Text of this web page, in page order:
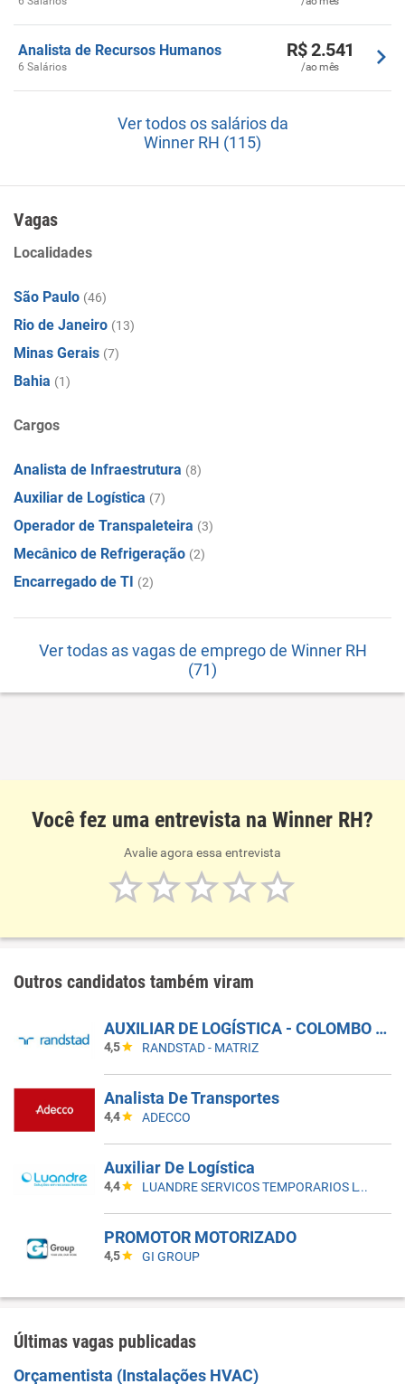
Analista de Recursos Humanos
6 Salários
R$ 2.541
/ao mês
Ver todos os salários da
Winner RH (115)
Vagas
Localidades
São Paulo (46)
Rio de Janeiro (13)
Minas Gerais (7)
Bahia (1)
Cargos
Analista de Infraestrutura (8)
Auxiliar de Logística (7)
Operador de Transpaleteira (3)
Mecânico de Refrigeração (2)
Encarregado de TI (2)
Ver todas as vagas de emprego de Winner RH
(71)
Você fez uma entrevista na Winner RH?
Avalie agora essa entrevista
Outros candidatos também viram
AUXILIAR DE LOGÍSTICA - COLOMBO - PR
4,5 RANDSTAD - MATRIZ
Analista De Transportes
4,4 ADECCO
Auxiliar De Logística
4,4 LUANDRE SERVICOS TEMPORARIOS LTDA. (C-I)
PROMOTOR MOTORIZADO
4,5 GI GROUP
Últimas vagas publicadas
Orçamentista (Instalações HVAC)